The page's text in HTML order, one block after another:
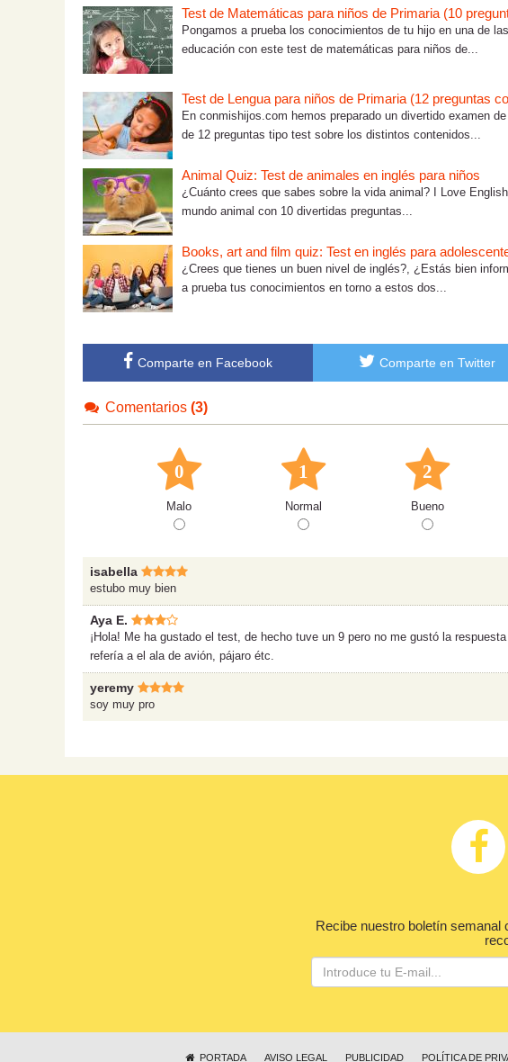
Test de Matemáticas para niños de Primaria (10
Pongamos a prueba los conocimientos de tu hijo en una de
educación con este test de matemáticas para niños de...
Test de Lengua para niños de Primaria (12 preguntas
En conmishijos.com hemos preparado un divertido examen
de 12 preguntas tipo test sobre los distintos contenidos...
Animal Quiz: Test de animales en inglés para niños
¿Cuánto crees que sabes sobre la vida animal? I Love
mundo animal con 10 divertidas preguntas...
Books, art and film quiz: Test en inglés para
¿Crees que tienes un buen nivel de inglés?, ¿Estás bien
a prueba tus conocimientos en torno a estos dos...
Comparte en Facebook Comparte en Twitter
Comentarios (3)
0
Malo
1
Normal
2
Bueno
isabella
estubo muy bien
Aya E.
¡Hola! Me ha gustado el test, de hecho tuve un 9 pero no me gustó la
refería a el ala de avión, pájaro étc.
yeremy
soy muy pro
Recibe nuestro boletín semanal
PORTADA AVISO LEGAL PUBLICIDAD POLÍTICA DE